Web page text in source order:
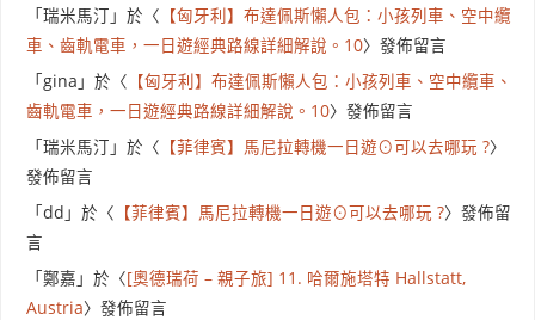
「瑞米馬汀 」於〈 【匈牙利】布達佩斯懶人包：小孩列車、空中纜
車、齒軌電車，一日遊經典路線詳細解說。10〉發佈留言
「gina 」於〈 【匈牙利】布達佩斯懶人包：小孩列車、空中纜車、
齒軌電車，一日遊經典路線詳細解說。10〉發佈留言
「瑞米馬汀 」於〈 【菲律賓】馬尼拉轉機一日遊⊙可以去哪玩 ?〉
發佈留言
「dd 」於〈 【菲律賓】馬尼拉轉機一日遊⊙可以去哪玩 ?〉發佈留
言
「鄭嘉 」於〈[奧德瑞荷 – 親子旅] 11. 哈爾施塔特 Hallstatt,
Austria〉發佈留言